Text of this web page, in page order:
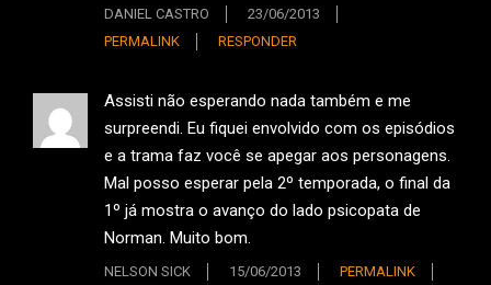
DANIEL CASTRO
23/06/2013
PERMALINK
RESPONDER
Assisti não esperando nada também e me
surpreendi. Eu fiquei envolvido com os episódios
e a trama faz você se apegar aos personagens.
Mal posso esperar pela 2º temporada, o final da
1º já mostra o avanço do lado psicopata de
Norman. Muito bom.
NELSON SICK 15/06/2013
PERMALINK